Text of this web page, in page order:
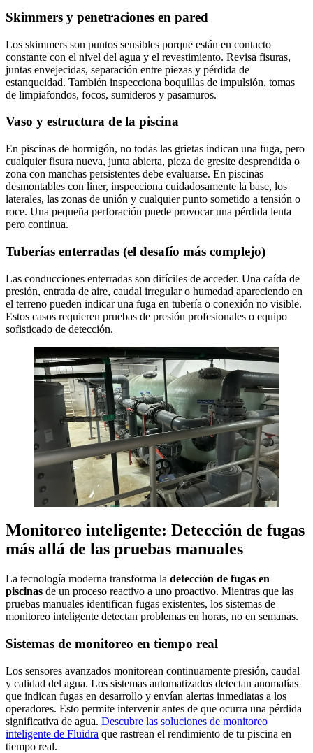
Skimmers y penetraciones en pared
Los skimmers son puntos sensibles porque están en contacto
constante con el nivel del agua y el revestimiento. Revisa fisuras,
juntas envejecidas, separación entre piezas y pérdida de
estanqueidad. También inspecciona boquillas de impulsión, tomas
de limpiafondos, focos, sumideros y pasamuros.
Vaso y estructura de la piscina
En piscinas de hormigón, no todas las grietas indican una fuga, pero
cualquier fisura nueva, junta abierta, pieza de gresite desprendida o
zona con manchas persistentes debe evaluarse. En piscinas
desmontables con liner, inspecciona cuidadosamente la base, los
laterales, las zonas de unión y cualquier punto sometido a tensión o
roce. Una pequeña perforación puede provocar una pérdida lenta
pero continua.
Tuberías enterradas (el desafío más complejo)
Las conducciones enterradas son difíciles de acceder. Una caída de
presión, entrada de aire, caudal irregular o humedad apareciendo en
el terreno pueden indicar una fuga en tubería o conexión no visible.
Estos casos requieren pruebas de presión profesionales o equipo
sofisticado de detección.
Monitoreo inteligente: Detección de fugas
más allá de las pruebas manuales
La tecnología moderna transforma la detección de fugas en
piscinas de un proceso reactivo a uno proactivo. Mientras que las
pruebas manuales identifican fugas existentes, los sistemas de
monitoreo inteligente detectan problemas en horas, no en semanas.
Sistemas de monitoreo en tiempo real
Los sensores avanzados monitorean continuamente presión, caudal
y calidad del agua. Los sistemas automatizados detectan anomalías
que indican fugas en desarrollo y envían alertas inmediatas a los
operadores. Esto permite intervenir antes de que ocurra una pérdida
significativa de agua. Descubre las soluciones de monitoreo
inteligente de Fluidra que rastrean el rendimiento de tu piscina en
tiempo real.